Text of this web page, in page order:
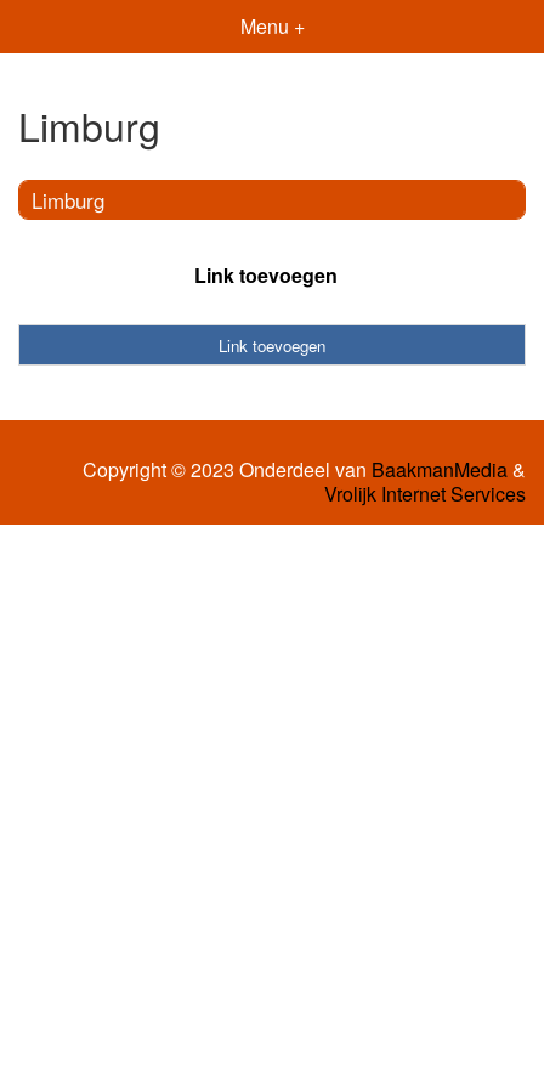
Menu +
Limburg
Limburg
Link toevoegen
Link toevoegen
Copyright © 2023 Onderdeel van BaakmanMedia&
Vrolijk Internet Services